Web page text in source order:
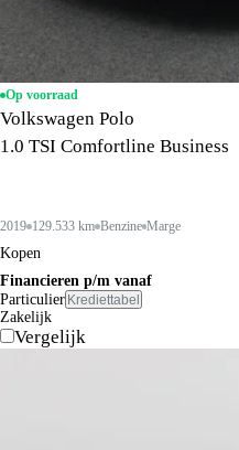
Op voorraad
Volkswagen Polo
1.0 TSI Comfortline Business
2019 129.533 km Benzine Marge
Kopen
Financieren p/m vanaf
Particulier Krediettabel
Zakelijk
Vergelijk